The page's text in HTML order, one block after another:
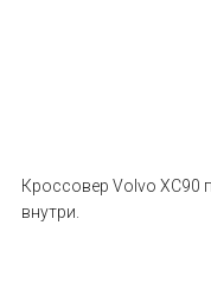
Кроссовер Volvo XC90
внутри.